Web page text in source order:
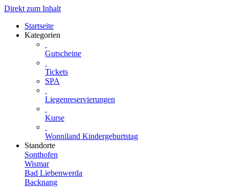
Direkt zum Inhalt
Startseite
Kategorien
Gutscheine
Tickets
SPA
Liegenreservierungen
Kurse
Wonniland Kindergeburtstag
Standorte
Sonthofen
Wismar
Bad Liebenwerda
Backnang